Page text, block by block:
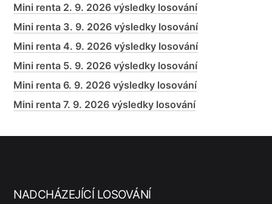
Mini renta 2. 9. 2026 výsledky losování
Mini renta 3. 9. 2026 výsledky losování
Mini renta 4. 9. 2026 výsledky losování
Mini renta 5. 9. 2026 výsledky losování
Mini renta 6. 9. 2026 výsledky losování
Mini renta 7. 9. 2026 výsledky losování
NADCHÁZEJÍCÍ LOSOVÁNÍ